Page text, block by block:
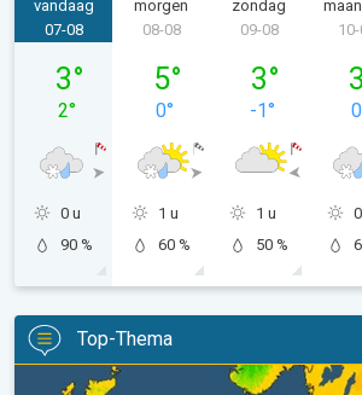
vandaag
vrijdag 07-08
07-08
3°
2°
0 u
90 %
morgen
08-08
5°
0°
1 u
60 %
zondag
09-08
3°
-1°
1 u
50 %
3
0
Top-Thema
Er komen koelere nachten aan. West- en